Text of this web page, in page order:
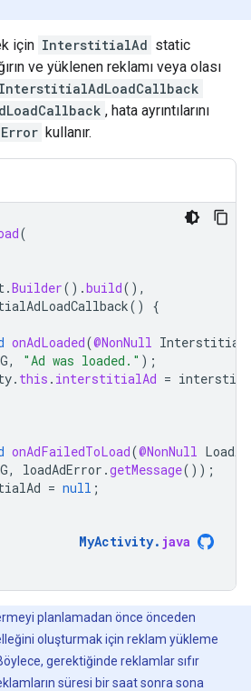
için InterstitialAd static
ve yüklenen reklamı veya olası
InterstitialAdLoadCallback
, hata ayrıntılarını
kullanır.
(
.Builder().build(),
()
{
onAdLoaded(@NonNull
, "Ad was loaded." );
. this . interstitialAd =
onAdFailedToLoad(@NonNull
, loadAdError .getMessage());
= null ;
MyActivity. java
planlamadan önce önceden
oluşturmak için reklam yükleme
gerektiğinde reklamlar sıfır
süresi bir saat sonra sona